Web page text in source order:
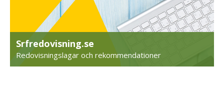
Srfredovisning.se
Redovisningslagar och rekommendationer